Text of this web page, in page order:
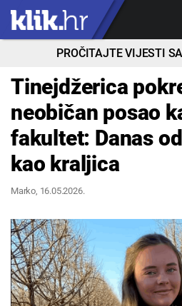
PROČITAJTE VIJESTI
Tinejdžerica
neobičan posao
fakultet: Danas
kao kraljica
Marko, 16.05.2026.